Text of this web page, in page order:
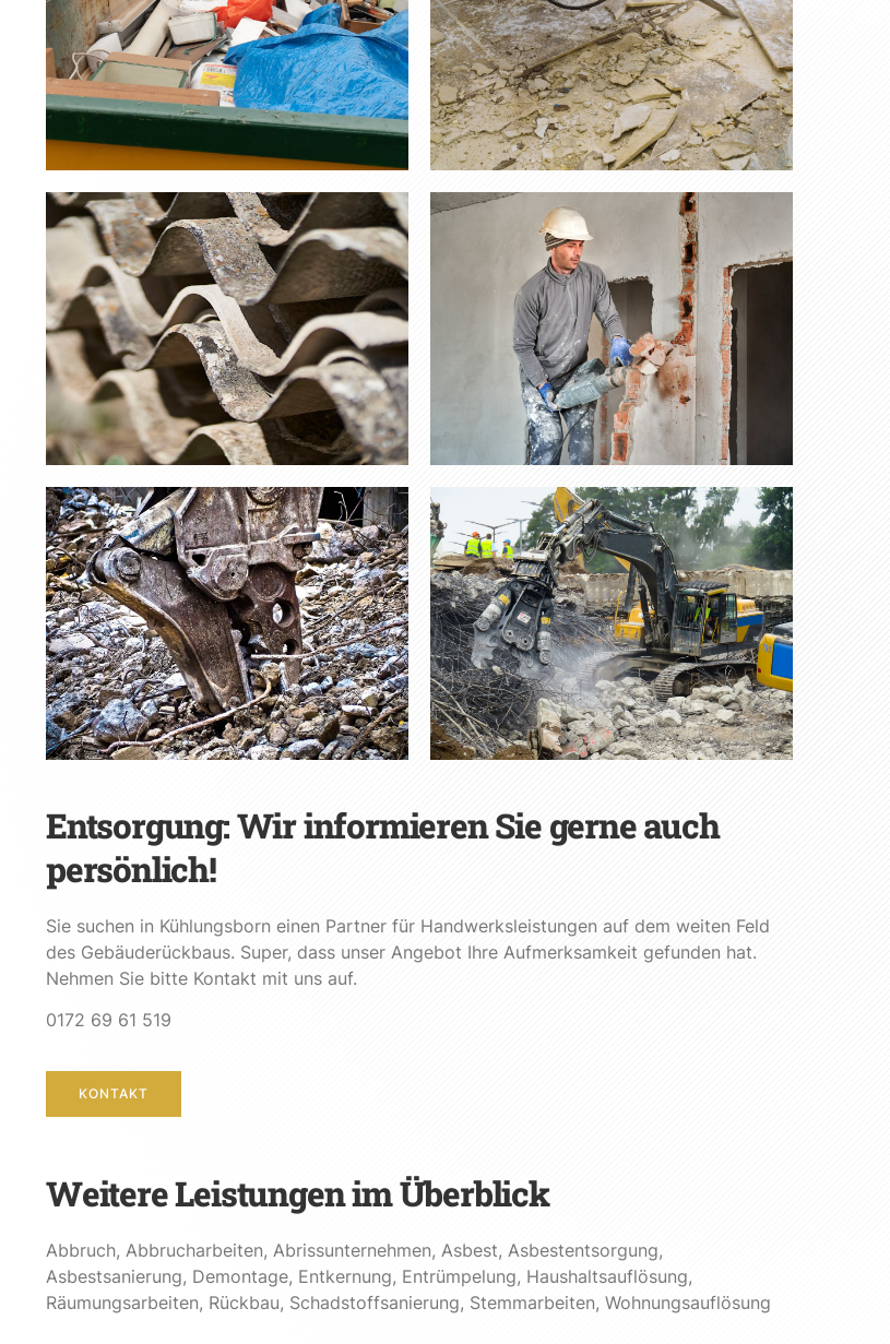
Entsorgung: Wir informieren Sie gerne auch
persönlich!
Sie suchen in Kühlungsborn einen Partner für Handwerksleistungen auf dem weiten Feld
des Gebäuderückbaus. Super, dass unser Angebot Ihre Aufmerksamkeit gefunden hat.
Nehmen Sie bitte Kontakt mit uns auf.
0172 69 61 519
KONTAKT
Weitere Leistungen im Überblick
Abbruch, Abbrucharbeiten, Abrissunternehmen, Asbest, Asbestentsorgung,
Asbestsanierung, Demontage, Entkernung, Entrümpelung, Haushaltsauflösung,
Räumungsarbeiten, Rückbau, Schadstoffsanierung, Stemmarbeiten, Wohnungsauflösung